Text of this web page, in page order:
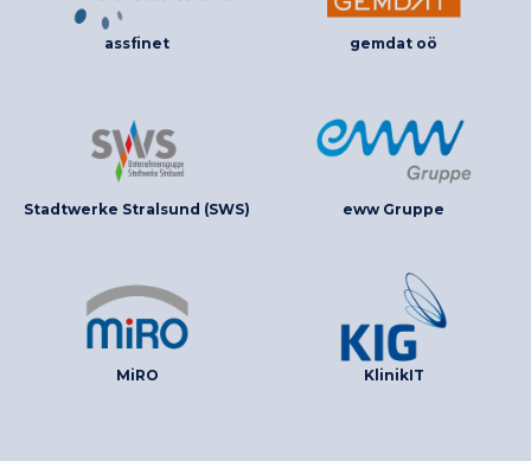
assfinet gemdat oö
Stadtwerke Stralsund (SWS) eww Gruppe
MiRO KlinikIT